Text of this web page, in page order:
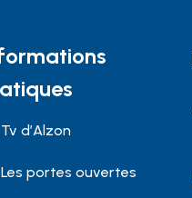
Tv d’Alzon
Les portes ouvertes